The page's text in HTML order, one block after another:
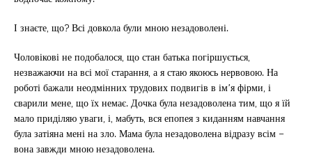
І знаєте, що? Всі довкола були мною незадоволені.
Чоловікові не подобалося, що стан батька погіршується,
незважаючи на всі мої старання, а я стаю якоюсь нервовою. На
роботі бажали неодмінних трудових подвигів в ім’я фірми, і
сварили мене, що їх немає. Дочка була незадоволена тим, що я їй
мало приділяю уваги, і, мабуть, вся епопея з киданням навчання
була затіяна мені на зло. Мама була незадоволена відразу всім –
вона завжди мною незадоволена.